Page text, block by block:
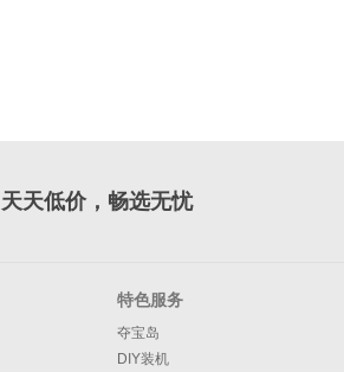
天天低价，畅选无忧
特色服务
夺宝岛
DIY装机